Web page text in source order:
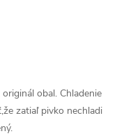
obal. Chladenie
zatiaľ pivko nechladi